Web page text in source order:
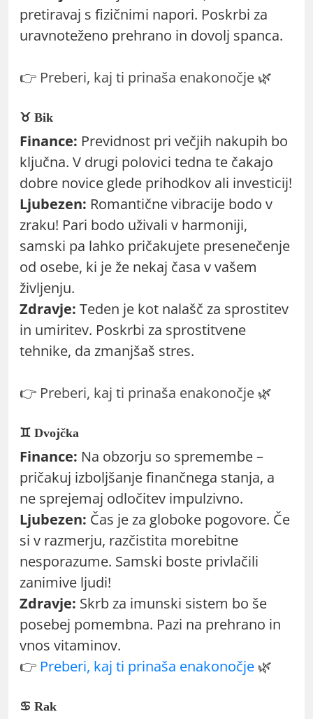
pretiravaj s fizičnimi napori. Poskrbi za
uravnoteženo prehrano in dovolj spanca.
👉 Preberi, kaj ti prinaša enakonočje 🌿
♉ Bik
Finance: Previdnost pri večjih nakupih bo
ključna. V drugi polovici tedna te čakajo
dobre novice glede prihodkov ali investicij!
Ljubezen: Romantične vibracije bodo v
zraku! Pari bodo uživali v harmoniji,
samski pa lahko pričakujete presenečenje
od osebe, ki je že nekaj časa v vašem
življenju.
Zdravje: Teden je kot nalašč za sprostitev
in umiritev. Poskrbi za sprostitvene
tehnike, da zmanjšaš stres.
👉 Preberi, kaj ti prinaša enakonočje 🌿
♊ Dvojčka
Finance: Na obzorju so spremembe –
pričakuj izboljšanje finančnega stanja, a
ne sprejemaj odločitev impulzivno.
Ljubezen: Čas je za globoke pogovore. Če
si v razmerju, razčistita morebitne
nesporazume. Samski boste privlačili
zanimive ljudi!
Zdravje: Skrb za imunski sistem bo še
posebej pomembna. Pazi na prehrano in
vnos vitaminov.
👉 Preberi, kaj ti prinaša enakonočje 🌿
♋ Rak